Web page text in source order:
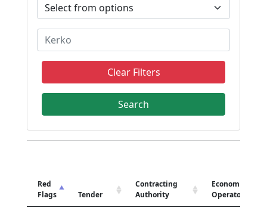
Clear Filters
Red
Flags
Tender
Contracting
Authority
Economic
Operator